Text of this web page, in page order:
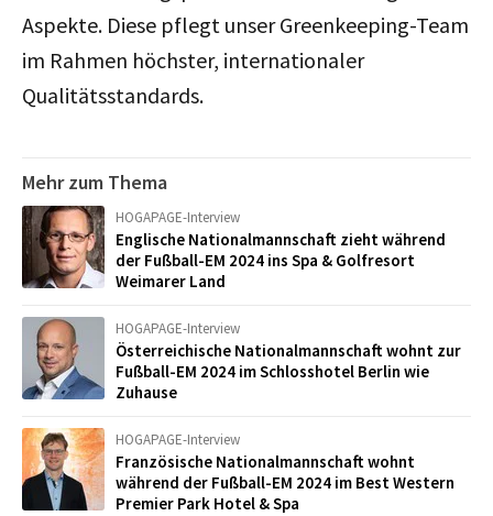
Aspekte. Diese pflegt unser Greenkeeping-Team
im Rahmen höchster, internationaler
Qualitätsstandards.
Mehr zum Thema
HOGAPAGE-Interview
Englische Nationalmannschaft zieht während
der Fußball-EM 2024 ins Spa & Golfresort
Weimarer Land
HOGAPAGE-Interview
Österreichische Nationalmannschaft wohnt zur
Fußball-EM 2024 im Schlosshotel Berlin wie
Zuhause
HOGAPAGE-Interview
Französische Nationalmannschaft wohnt
während der Fußball-EM 2024 im Best Western
Premier Park Hotel & Spa